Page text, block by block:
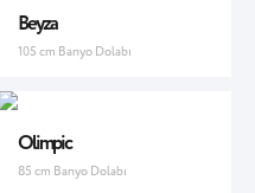
Beyza
105 cm Banyo Dolabı
Olimpic
85 cm Banyo Dolabı